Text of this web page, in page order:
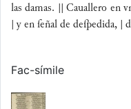
las damas. || Cauallero en
| y en ſeñal de deſpedida,
Fac-símile